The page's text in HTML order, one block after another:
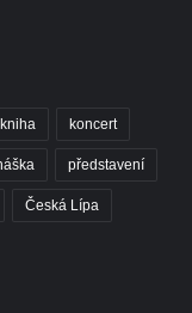
kniha koncert
představení
Česká Lípa